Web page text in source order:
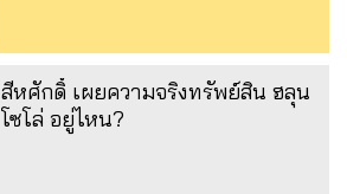
สีหศักดิ์ เผยความจริงทรัพย์สิน ฮลุน
โซโล่ อยู่ไหน?